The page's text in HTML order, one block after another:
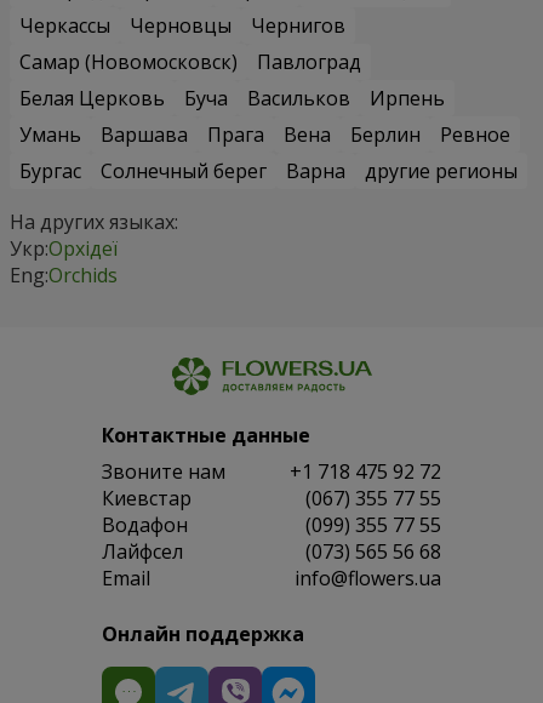
Черкассы
Черновцы
Чернигов
Самар (Новомосковск)
Павлоград
Белая Церковь
Буча Васильков
Ирпень
Умань
Варшава Прага Вена Берлин
Ревное
Бургас
Солнечный берег Варна
другие регионы
На других языках:
Укр:Орхідеї
Eng:Orchids
Контактные данные
Звоните нам
+1 718 475 92 72
Киевстар
(067) 355 77 55
Водафон
(099) 355 77 55
Лайфсел
(073) 565 56 68
Email
info@flowers.ua
Онлайн поддержка